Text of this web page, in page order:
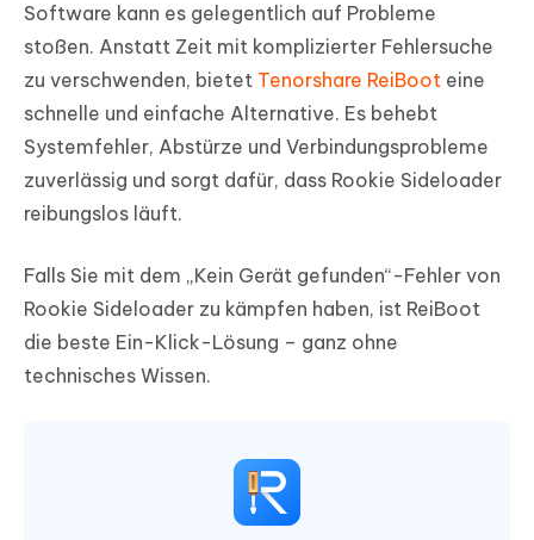
Software kann es gelegentlich auf Probleme
stoßen. Anstatt Zeit mit komplizierter Fehlersuche
zu verschwenden, bietet Tenorshare ReiBoot eine
schnelle und einfache Alternative. Es behebt
Systemfehler, Abstürze und Verbindungsprobleme
zuverlässig und sorgt dafür, dass Rookie Sideloader
reibungslos läuft.
Falls Sie mit dem „Kein Gerät gefunden“-Fehler von
Rookie Sideloader zu kämpfen haben, ist ReiBoot
die beste Ein-Klick-Lösung – ganz ohne
technisches Wissen.